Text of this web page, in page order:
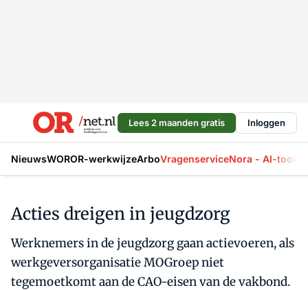
Lees 2 maanden gratis Inloggen
NieuwsWOROR-werkwijzeArboVragenserviceNora - AI-tool
Acties dreigen in jeugdzorg
Werknemers in de jeugdzorg gaan actievoeren, als
werkgeversorganisatie MOGroep niet
tegemoetkomt aan de CAO-eisen van de vakbond.